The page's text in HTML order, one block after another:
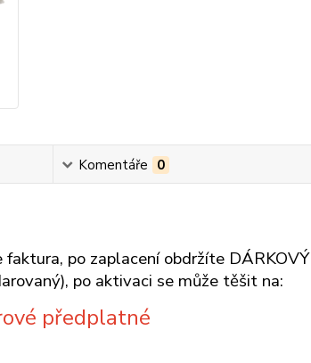
Komentáře 0
po zaplacení obdržíte
po aktivaci se může těšit na:
předplatné